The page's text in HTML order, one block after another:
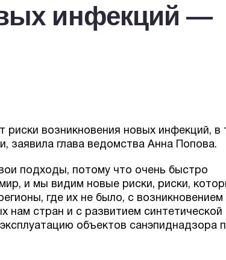
инфекций —
возникновения новых инфекций, в
заявила глава ведомства Анна Попова.
подходы, потому что очень быстро
и мы видим новые риски, риски,
где их не было, с возникновением
нам стран и с развитием синтетической
объектов санэпиднадзора